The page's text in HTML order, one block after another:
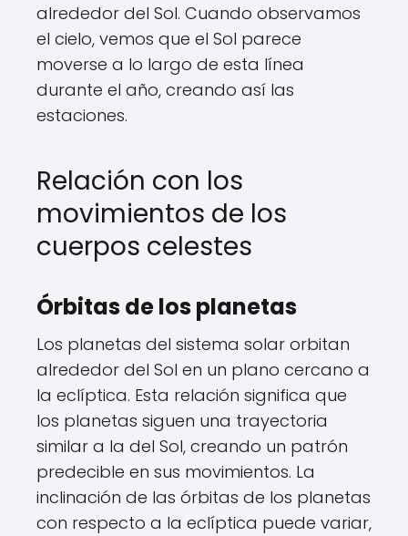
alrededor del Sol. Cuando observamos
el cielo, vemos que el Sol parece
moverse a lo largo de esta línea
durante el año, creando así las
estaciones.
Relación con los
movimientos de los
cuerpos celestes
Órbitas de los planetas
Los planetas del sistema solar orbitan
alrededor del Sol en un plano cercano a
la eclíptica. Esta relación significa que
los planetas siguen una trayectoria
similar a la del Sol, creando un patrón
predecible en sus movimientos. La
inclinación de las órbitas de los planetas
con respecto a la eclíptica puede variar,